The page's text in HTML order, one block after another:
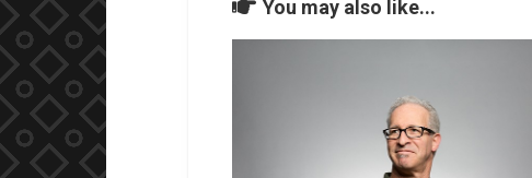
You may also like...